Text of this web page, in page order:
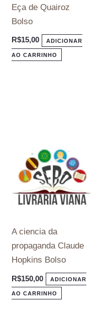
Eça de Quairoz
Bolso
R$15,00 ADICIONAR
AO CARRINHO
A ciencia da
propaganda Claude
Hopkins Bolso
R$150,00 ADICIONAR
AO CARRINHO